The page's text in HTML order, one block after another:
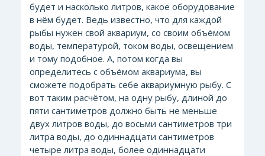
будет и насколько литров, какое оборудование
в нём будет. Ведь известно, что для каждой
рыбы нужен свой аквариум, со своим объёмом
воды, температурой, током воды, освещением
и тому подобное. А, потом когда вы
определитесь с объёмом аквариума, вы
сможете подобрать себе аквариумную рыбу. С
вот таким расчётом, на одну рыбу, длиной до
пяти сантиметров должно быть не меньше
двух литров воды, до восьми сантиметров три
литра воды, до одиннадцати сантиметров
четыре литра воды, более одиннадцати